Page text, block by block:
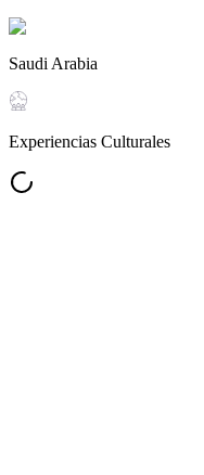
Saudi Arabia
Experiencias Culturales